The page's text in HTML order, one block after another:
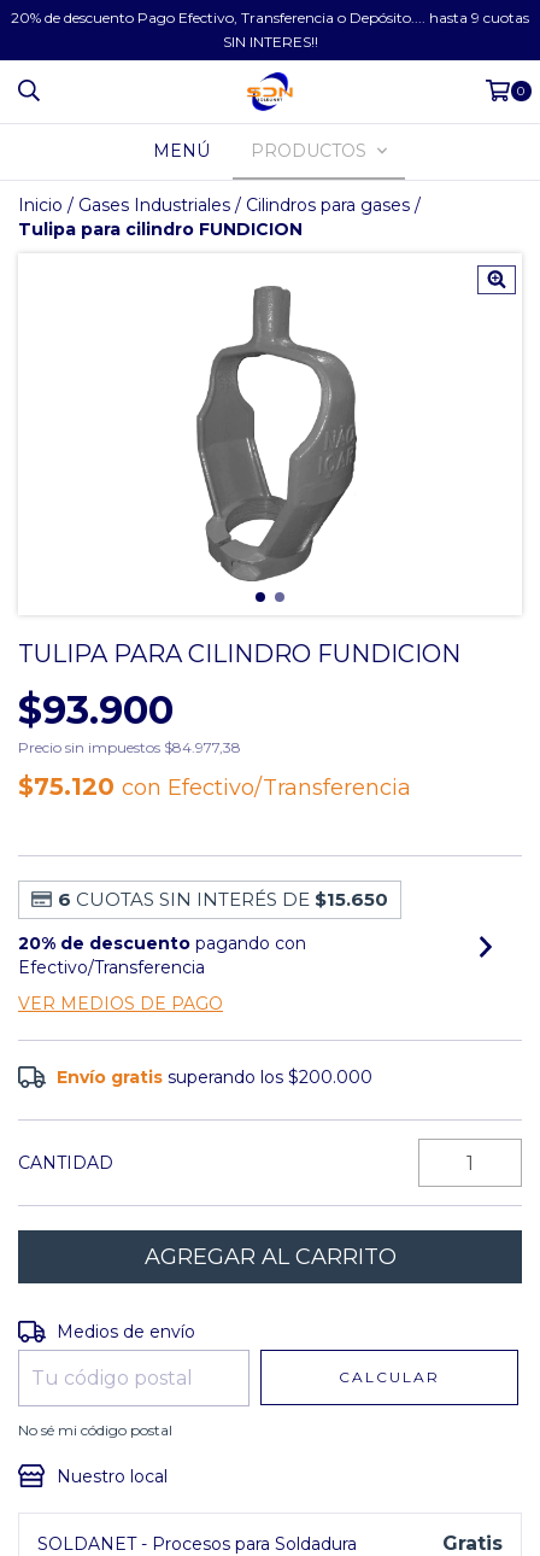
20% de descuento Pago Efectivo, Transferencia o Depósito.... hasta 9 cuotas
SIN INTERES!!
0
MENÚ PRODUCTOS
Inicio / Gases Industriales / Cilindros para gases /
Tulipa para cilindro FUNDICION
TULIPA PARA CILINDRO FUNDICION
$93.900
Precio sin impuestos $84.977,38
$75.120 con Efectivo/Transferencia
6 CUOTAS SIN INTERÉS DE $15.650
20% de descuento pagando con
Efectivo/Transferencia
VER MEDIOS DE PAGO
Envío gratis superando los$200.000
CANTIDAD
Entregas para el CP:
Medios de envío
CALCULAR
No sé mi código postal
Nuestro local
SOLDANET - Procesos para Soldadura
Gratis